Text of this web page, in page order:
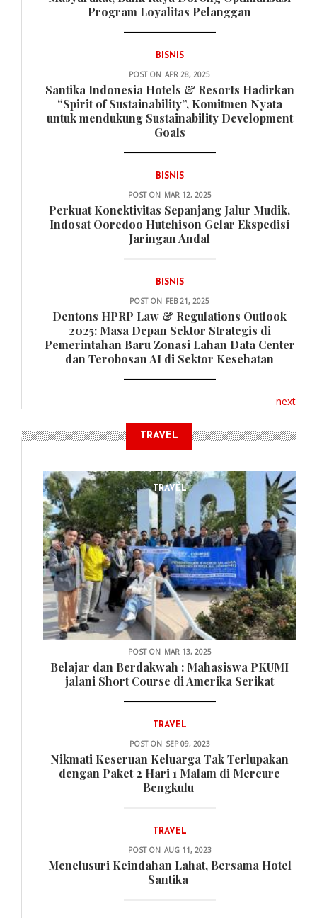
Program Loyalitas Pelanggan
BISNIS
POST ON APR 28, 2025
Santika Indonesia Hotels & Resorts Hadirkan
“Spirit of Sustainability”, Komitmen Nyata
untuk mendukung Sustainability Development
Goals
BISNIS
POST ON MAR 12, 2025
Perkuat Konektivitas Sepanjang Jalur Mudik,
Indosat Ooredoo Hutchison Gelar Ekspedisi
Jaringan Andal
BISNIS
POST ON FEB 21, 2025
Dentons HPRP Law & Regulations Outlook
2025: Masa Depan Sektor Strategis di
Pemerintahan Baru Zonasi Lahan Data Center
dan Terobosan AI di Sektor Kesehatan
next
TRAVEL
TRAVEL
POST ON MAR 13, 2025
Belajar dan Berdakwah : Mahasiswa PKUMI
jalani Short Course di Amerika Serikat
TRAVEL
POST ON SEP 09, 2023
Nikmati Keseruan Keluarga Tak Terlupakan
dengan Paket 2 Hari 1 Malam di Mercure
Bengkulu
TRAVEL
POST ON AUG 11, 2023
Menelusuri Keindahan Lahat, Bersama Hotel
Santika